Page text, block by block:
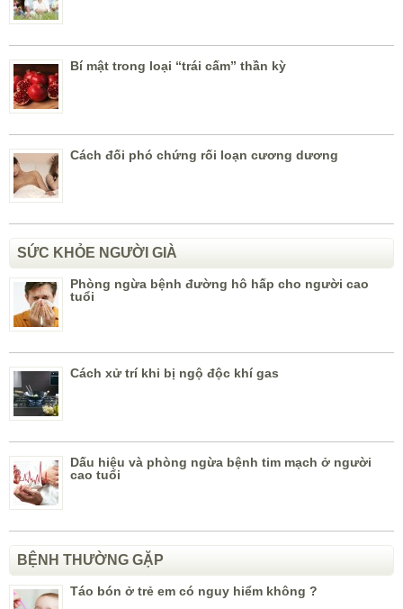
Bí mật trong loại “trái cấm” thần kỳ
Cách đối phó chứng rối loạn cương dương
SỨC KHỎE NGƯỜI GIÀ
Phòng ngừa bệnh đường hô hấp cho người cao
tuổi
Cách xử trí khi bị ngộ độc khí gas
Dấu hiệu và phòng ngừa bệnh tim mạch ở người
cao tuổi
BỆNH THƯỜNG GẶP
Táo bón ở trẻ em có nguy hiểm không ?